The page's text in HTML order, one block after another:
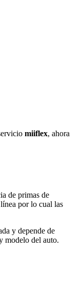
miiflex, ahora
de primas de
por lo cual las
y depende de
modelo del auto.